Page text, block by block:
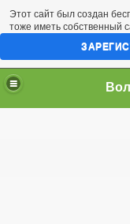
Этот сайт был создан
тоже иметь собственный